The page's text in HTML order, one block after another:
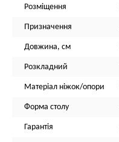
Розміщення
Призначення
Довжина, см
Розкладний
Матеріал ніжок/опори
Форма столу
Гарантія